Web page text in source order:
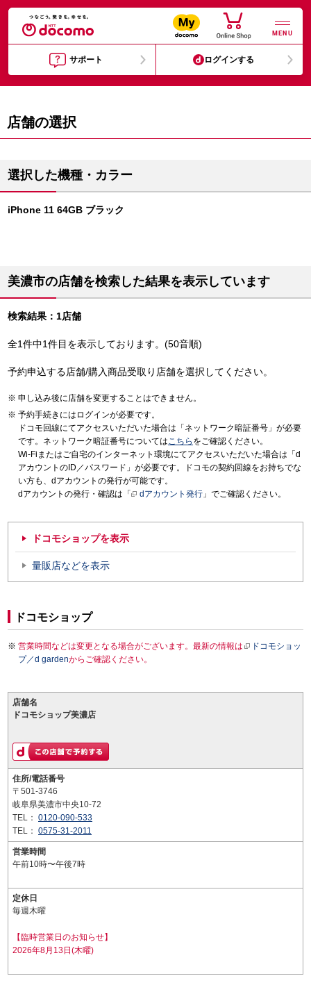
MENU
サポート ログインする
店舗の選択
選択した機種・カラー
iPhone 11 64GB ブラック
美濃市の店舗を検索した結果を表示しています
検索結果：1店舗
全1件中1件目を表示しております。(50音順)
予約申込する店舗/購入商品受取り店舗を選択してください。
申し込み後に店舗を変更することはできません。
予約手続きにはログインが必要です。
ドコモ回線にてアクセスいただいた場合は「ネットワーク暗証番号」が必要
です。ネットワーク暗証番号についてはこちら をご確認ください。
Wi-Fiまたはご自宅のインターネット環境にてアクセスいただいた場合は「d
アカウントのID／パスワード」が必要です。ドコモの契約回線をお持ちでな
い方も、dアカウントの発行が可能です。
dアカウントの発行・確認は「
dアカウント発行 」でご確認ください。
ドコモショップを表示
量販店などを表示
ドコモショップ
営業時間などは変更となる場合がございます。最新の情報は
ドコモショッ
プ／d gardenからご確認ください。
店舗名
ドコモショップ美濃店
住所/電話番号
〒501-3746
岐阜県美濃市中央10-72
TEL： 0120-090-533
TEL： 0575-31-2011
営業時間
午前10時〜午後7時
定休日
毎週木曜
【臨時営業日のお知らせ】
2026年8月13日(木曜)